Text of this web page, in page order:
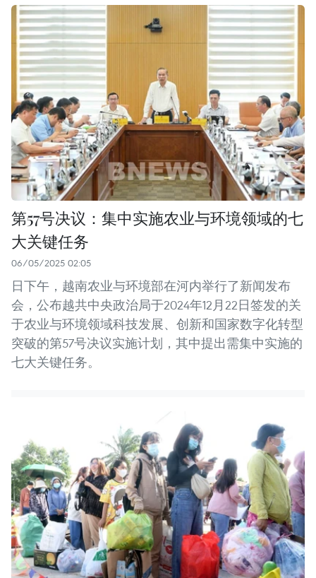
第57号决议：集中实施农业与环境领域的七
大关键任务
06/05/2025 02:05
日下午，越南农业与环境部在河内举行了新闻发布
会，公布越共中央政治局于2024年12月22日签发的关
于农业与环境领域科技发展、创新和国家数字化转型
突破的第57号决议实施计划，其中提出需集中实施的
七大关键任务。